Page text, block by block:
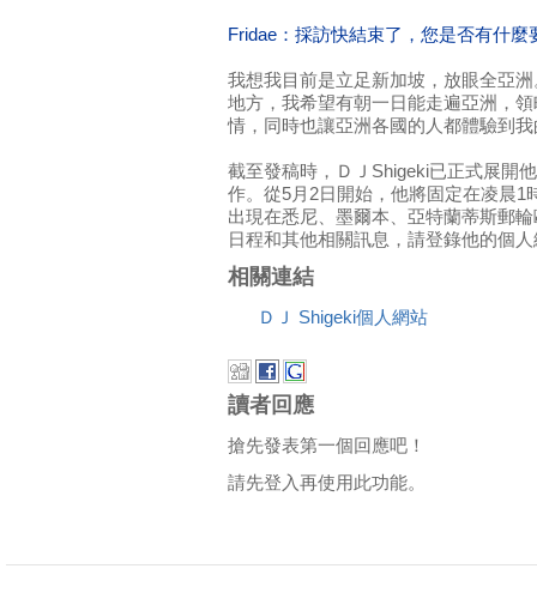
Fridae：採訪快結束了，您是否有什麼
我想我目前是立足新加坡，放眼全亞
地方，我希望有朝一日能走遍亞洲，
情，同時也讓亞洲各國的人都體驗到
截至發稿時，ＤＪShigeki已正式展開
作。從5月2日開始，他將固定在凌晨1
出現在悉尼、墨爾本、亞特蘭蒂斯郵
日程和其他相關訊息，請登錄他的個
相關連結
ＤＪ Shigeki個人網站
讀者回應
搶先發表第一個回應吧！
請先登入再使用此功能。